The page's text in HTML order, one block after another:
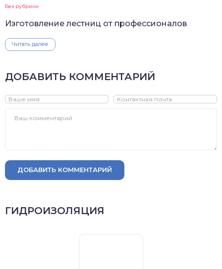
Без рубрики
Изготовление лестниц от профессионалов
Читать далее
ДОБАВИТЬ КОММЕНТАРИЙ
ДОБАВИТЬ КОММЕНТАРИЙ
ГИДРОИЗОЛЯЦИЯ